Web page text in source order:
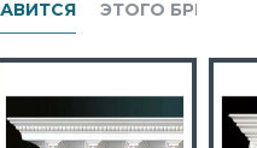
ЭТОГО БРЕНДА